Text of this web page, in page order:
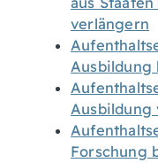
verlängern
Ausbildung
Ausbildung
Forschung